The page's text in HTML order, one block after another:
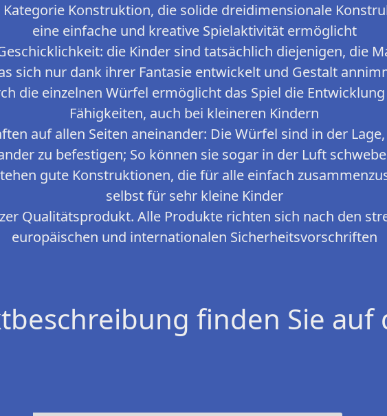
Kategorie Konstruktion, die solide dreidimensionale
eine einfache und kreative Spielaktivität ermöglicht
die Kinder sind tatsächlich diejenigen, die
sich nur dank ihrer Fantasie entwickelt und Gestalt
die einzelnen Würfel ermöglicht das Spiel die
Fähigkeiten, auch bei kleineren Kindern
auf allen Seiten aneinander: Die Würfel sind in der
zu befestigen; So können sie sogar in der Luft
gute Konstruktionen, die für alle einfach
selbst für sehr kleine Kinder
Qualitätsprodukt. Alle Produkte richten sich nach den
europäischen und internationalen Sicherheitsvorschriften
finden Sie auf